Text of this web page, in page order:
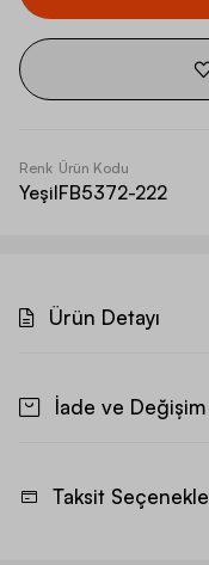
Renk
Yeşil
Ürün Kodu
FB5372-222
Ürün Detayı
İade ve Değişim
Taksit